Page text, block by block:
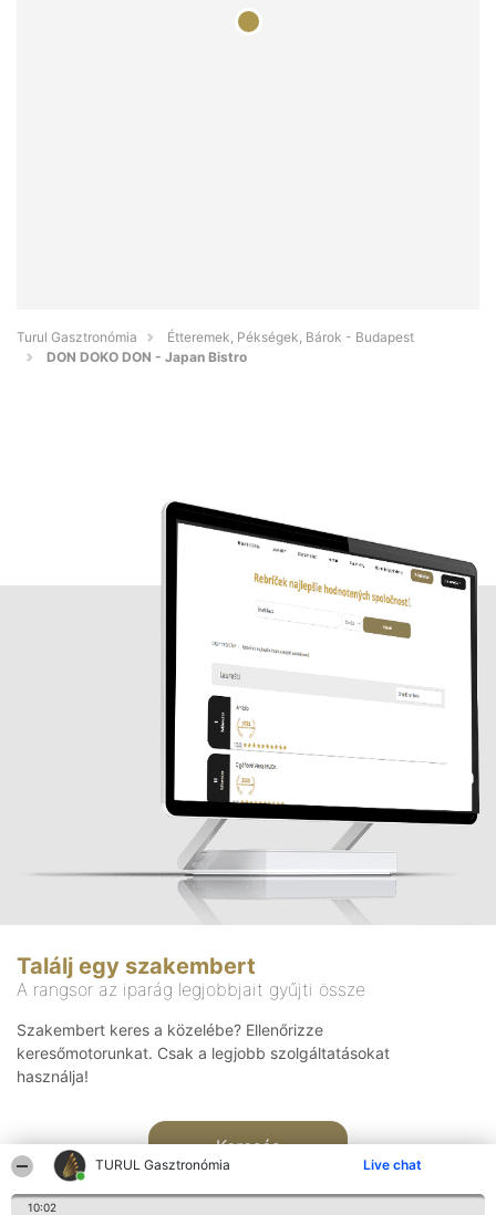
TURUL Gasztronómia Live chat
10:02
Turul Gasztronómia
Étteremek, Pékségek, Bárok - Budapest
DON DOKO DON - Japan Bistro
Találj egy szakembert
A rangsor az iparág legjobbjait gyűjti össze
Szakembert keres a közelébe? Ellenőrizze
keresőmotorunkat. Csak a legjobb szolgáltatásokat
használja!
Keresés